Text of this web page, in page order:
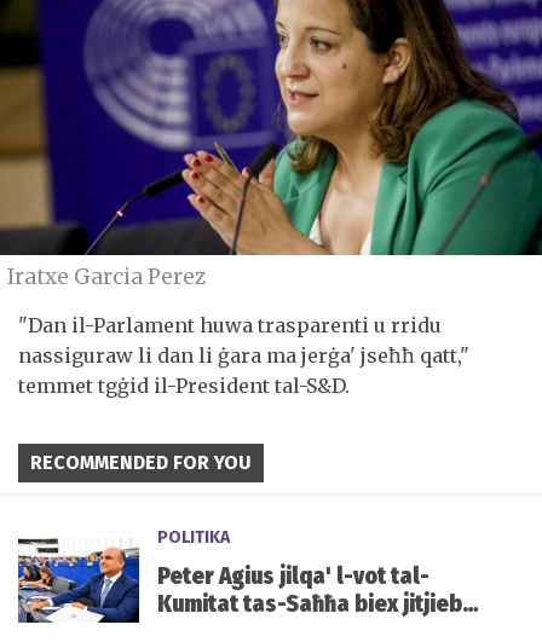
Iratxe Garcia Perez
"Dan il-Parlament huwa trasparenti u rridu
nassiguraw li dan li ġara ma jerġa' jseħħ qatt,"
temmet tgġid il-President tal-S&D.
RECOMMENDED FOR YOU
POLITIKA
Peter Agius jilqa' l-vot tal-
Kumitat tas-Saħħa biex jitjiebu